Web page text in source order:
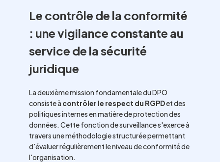
Le contrôle de la conformité
: une vigilance constante au
service de la sécurité
juridique
La deuxième mission fondamentale du DPO
consiste à contrôler le respect du RGPDet des
politiques internes en matière de protection des
données. Cette fonction de surveillance s'exerce à
travers une méthodologie structurée permettant
d'évaluer régulièrement le niveau de conformité de
l'organisation.